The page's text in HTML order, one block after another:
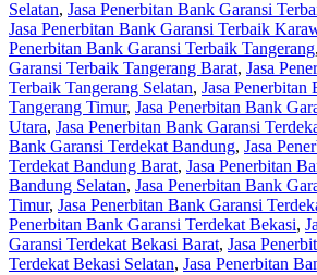
Selatan, Jasa Penerbitan Bank Garansi
Jasa Penerbitan Bank Garansi Terbaik
Penerbitan Bank Garansi Terbaik Tangerang,
Garansi Terbaik Tangerang Barat, Jasa
Terbaik Tangerang Selatan, Jasa Penerbitan
Tangerang Timur, Jasa Penerbitan Bank
Utara, Jasa Penerbitan Bank Garansi
Bank Garansi Terdekat Bandung, Jasa
Terdekat Bandung Barat, Jasa Penerbitan
Bandung Selatan, Jasa Penerbitan Bank
Timur, Jasa Penerbitan Bank Garansi
Penerbitan Bank Garansi Terdekat Bekasi,
Garansi Terdekat Bekasi Barat, Jasa
Terdekat Bekasi Selatan, Jasa Penerbitan